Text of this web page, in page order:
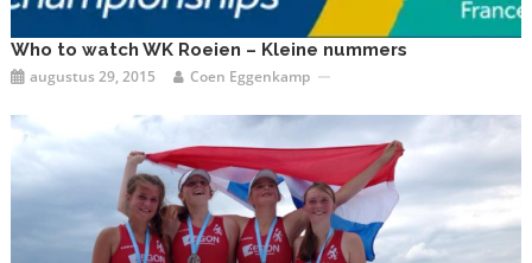
Who to watch WK Roeien – Kleine nummers
augustus 29, 2015 Coen Eggenkamp